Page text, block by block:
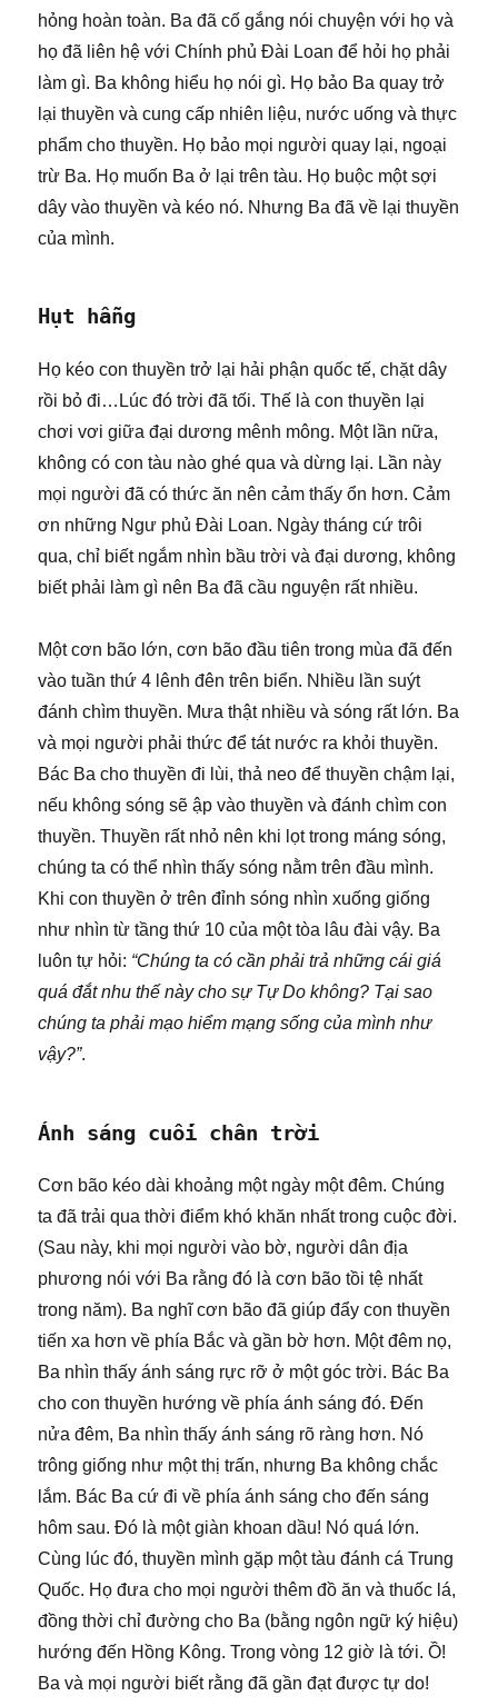
hỏng hoàn toàn. Ba đã cố gắng nói chuyện với họ và
họ đã liên hệ với Chính phủ Đài Loan để hỏi họ phải
làm gì. Ba không hiểu họ nói gì. Họ bảo Ba quay trở
lại thuyền và cung cấp nhiên liệu, nước uống và thực
phẩm cho thuyền. Họ bảo mọi người quay lại, ngoại
trừ Ba. Họ muốn Ba ở lại trên tàu. Họ buộc một sợi
dây vào thuyền và kéo nó. Nhưng Ba đã về lại thuyền
của mình.
Hụt hẫng
Họ kéo con thuyền trở lại hải phận quốc tế, chặt dây
rồi bỏ đi…Lúc đó trời đã tối. Thế là con thuyền lại
chơi vơi giữa đại dương mênh mông. Một lần nữa,
không có con tàu nào ghé qua và dừng lại. Lần này
mọi người đã có thức ăn nên cảm thấy ổn hơn. Cảm
ơn những Ngư phủ Đài Loan. Ngày tháng cứ trôi
qua, chỉ biết ngắm nhìn bầu trời và đại dương, không
biết phải làm gì nên Ba đã cầu nguyện rất nhiều.
Một cơn bão lớn, cơn bão đầu tiên trong mùa đã đến
vào tuần thứ 4 lênh đên trên biển. Nhiều lần suýt
đánh chìm thuyền. Mưa thật nhiều và sóng rất lớn. Ba
và mọi người phải thức để tát nước ra khỏi thuyền.
Bác Ba cho thuyền đi lùi, thả neo để thuyền chậm lại,
nếu không sóng sẽ ập vào thuyền và đánh chìm con
thuyền. Thuyền rất nhỏ nên khi lọt trong máng sóng,
chúng ta có thể nhìn thấy sóng nằm trên đầu mình.
Khi con thuyền ở trên đỉnh sóng nhìn xuống giống
như nhìn từ tầng thứ 10 của một tòa lâu đài vậy. Ba
luôn tự hỏi: “Chúng ta có cần phải trả những cái giá
quá đắt nhu thế này cho sự Tự Do không? Tại sao
chúng ta phải mạo hiểm mạng sống của mình như
vậy?”.
Ánh sáng cuối chân trời
Cơn bão kéo dài khoảng một ngày một đêm. Chúng
ta đã trải qua thời điểm khó khăn nhất trong cuộc đời.
(Sau này, khi mọi người vào bờ, người dân địa
phương nói với Ba rằng đó là cơn bão tồi tệ nhất
trong năm). Ba nghĩ cơn bão đã giúp đẩy con thuyền
tiến xa hơn về phía Bắc và gần bờ hơn. Một đêm nọ,
Ba nhìn thấy ánh sáng rực rỡ ở một góc trời. Bác Ba
cho con thuyền hướng về phía ánh sáng đó. Đến
nửa đêm, Ba nhìn thấy ánh sáng rõ ràng hơn. Nó
trông giống như một thị trấn, nhưng Ba không chắc
lắm. Bác Ba cứ đi về phía ánh sáng cho đến sáng
hôm sau. Đó là một giàn khoan dầu! Nó quá lớn.
Cùng lúc đó, thuyền mình gặp một tàu đánh cá Trung
Quốc. Họ đưa cho mọi người thêm đồ ăn và thuốc lá,
đồng thời chỉ đường cho Ba (bằng ngôn ngữ ký hiệu)
hướng đến Hồng Kông. Trong vòng 12 giờ là tới. Ồ!
Ba và mọi người biết rằng đã gần đạt được tự do!